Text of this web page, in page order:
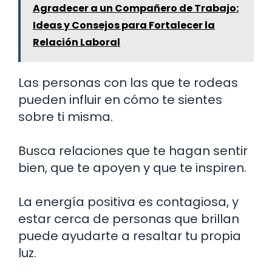
Agradecer a un Compañero de Trabajo:
Ideas y Consejos para Fortalecer la
Relación Laboral
Las personas con las que te rodeas
pueden influir en cómo te sientes
sobre ti misma.
Busca relaciones que te hagan sentir
bien, que te apoyen y que te inspiren.
La energía positiva es contagiosa, y
estar cerca de personas que brillan
puede ayudarte a resaltar tu propia
luz.